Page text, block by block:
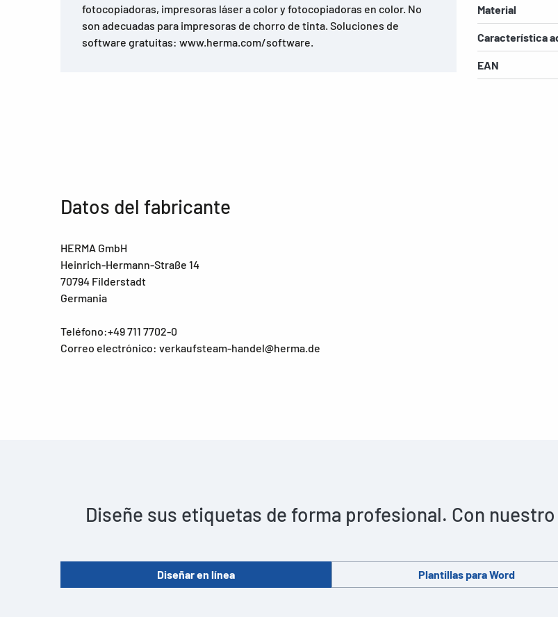
fotocopiadoras, impresoras láser a color y fotocopiadoras en color. No
son adecuadas para impresoras de chorro de tinta. Soluciones de
software gratuitas: www.herma.com/software.
Material
Característica
EAN
Datos del fabricante
HERMA GmbH
Heinrich-Hermann-Straße 14
70794 Filderstadt
Germania
Teléfono:+49 711 7702-0
Correo electrónico: verkaufsteam-handel@herma.de
Diseñe sus etiquetas de forma profesional. Con
Diseñar en línea Plantillas para Word